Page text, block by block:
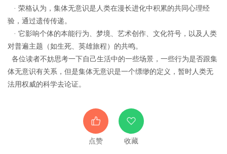
· 荣格认为，集体无意识是人类在漫长进化中积累的共同心理经
验，通过遗传传递。
· 它影响个体的本能行为、梦境、艺术创作、文化符号，以及人类
对普遍主题（如生死、英雄旅程）的共鸣。
各位读者不妨思考一下自己生活中的一些场景，一些行为是否跟集
体无意识有关系，但是集体无意识是一个缥缈的定义，暂时人类无
法用权威的科学去论证。
点赞 收藏